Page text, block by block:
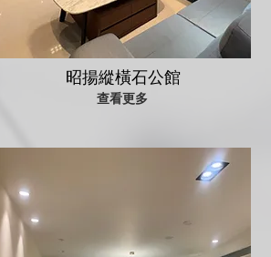
昭揚縱橫石公館
查看更多